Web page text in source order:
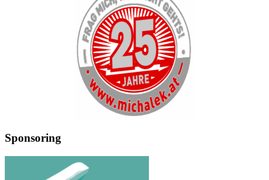
Sponsoring